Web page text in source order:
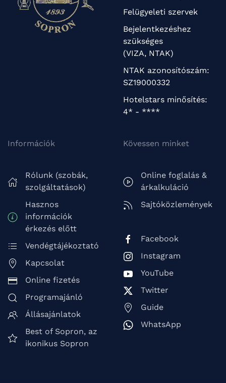
Felügyeleti szervek
Bejelentkezéshez
szükséges
(VIZA, NTAK)
NTAK azonosítószám:
SZ19000332
Hotelstars minősítés:
4* - ****
Információk
Rólunk (szobák,
szolgáltatások)
Hasznos
információk
érkezés előtt
Vendégtájékoztató
Kapcsolat
Online fizetés
Programajánló
Állásajánlatok
Best of Sopron, az
ikonikus Sopron
Kövessen minket
Online foglalás &
árkalkuláció
Sajtóközlemények
Facebook
Instagram
YouTube
Twitter
Guide
WhatsApp